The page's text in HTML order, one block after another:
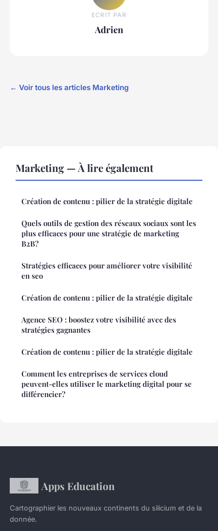
ECRIT PAR
Adrien
← Voir tous les articles Marketing
Marketing — À lire également
Création de contenu : pilier de la stratégie digitale
Quels outils de gestion des réseaux sociaux sont les
plus efficaces pour une stratégie de marketing
B2B?
Stratégies efficaces pour améliorer votre visibilité
en seo
Création de contenu : pilier de la stratégie digitale
Agence SEO : boostez votre visibilité avec des
stratégies gagnantes
Création de contenu : pilier de la stratégie digitale
Comment les entreprises de services cloud
peuvent-elles utiliser le marketing digital pour se
différencier?
Apps Education
Cartographier les nouveaux continents du silicium et de la
donnée.